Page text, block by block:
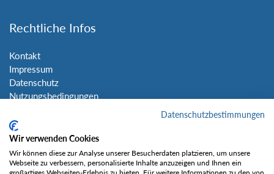
Rechtliche Infos
Kontakt
Impressum
Datenschutz
Nutzungsbedingungen
Social Media
Datenschutzbestimmungen
Wir verwenden Cookies
Wir können diese zur Analyse unserer Besucherdaten platzieren, um unsere
Webseite zu verbessern, personalisierte Inhalte anzuzeigen und Ihnen ein